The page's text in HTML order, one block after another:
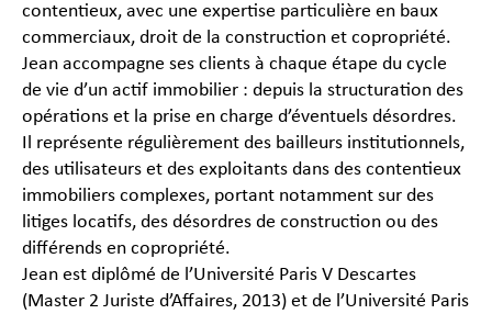
contentieux, avec une expertise particulière en baux
commerciaux, droit de la construction et copropriété.
Jean accompagne ses clients à chaque étape du cycle
de vie d’un actif immobilier : depuis la structuration des
opérations et la prise en charge d’éventuels désordres.
Il représente régulièrement des bailleurs institutionnels,
des utilisateurs et des exploitants dans des contentieux
immobiliers complexes, portant notamment sur des
litiges locatifs, des désordres de construction ou des
différends en copropriété.
Jean est diplômé de l’Université Paris V Descartes
(Master 2 Juriste d’Affaires, 2013) et de l’Université Paris